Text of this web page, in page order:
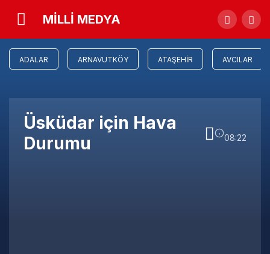
MİLLİ MEDYA
ADALAR ARNAVUTKÖY ATAŞEHIR AVCILAR
Üsküdar için Hava
Durumu
08:22